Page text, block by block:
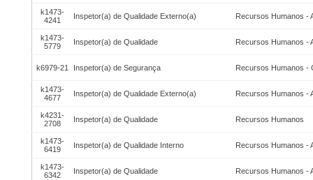
k1473-
4241
Inspetor(a) de Qualidade Externo(a) Recursos Humanos -
k1473-
5779
Inspetor(a) de Qualidade Recursos Humanos -
k6979-21 Inspetor(a) de Segurança Recursos Humanos -
k1473-
4677
Inspetor(a) de Qualidade Externo(a) Recursos Humanos -
k4231-
2708
Inspetor(a) de Qualidade Recursos Humanos
k1473-
6419
Inspetor(a) de Qualidade Interno Recursos Humanos -
k1473-
6342
Inspetor(a) de Qualidade Recursos Humanos -